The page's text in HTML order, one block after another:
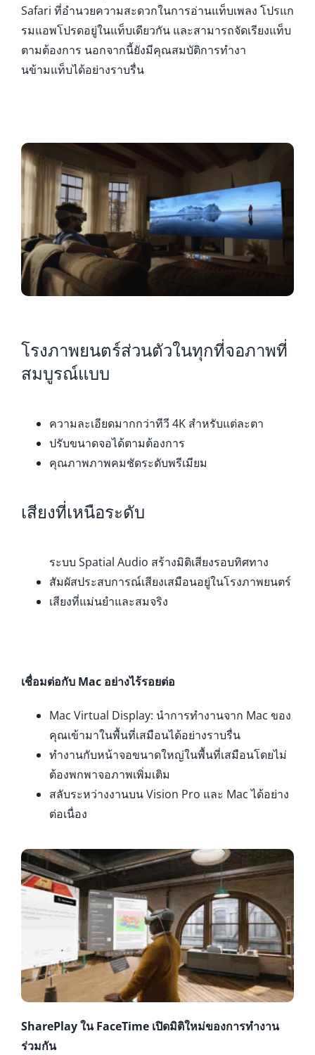
Safari ที่อำนวยความสะดวกในการอ่านแท็บเพลง โปรแก
รมแอพโปรดอยู่ในแท็บเดียวกัน และสามารถจัดเรียงแท็บ
ตามต้องการ นอกจากนี้ยังมีคุณสมบัติการทำงา
นข้ามแท็บได้อย่างราบรื่น
โรงภาพยนตร์ส่วนตัวในทุกที่จอภาพที่
สมบูรณ์แบบ
ความละเอียดมากกว่าทีวี 4K สำหรับแต่ละตา
ปรับขนาดจอได้ตามต้องการ
คุณภาพภาพคมชัดระดับพรีเมียม
เสียงที่เหนือระดับ
ระบบ Spatial Audio สร้างมิติเสียงรอบทิศทาง
สัมผัสประสบการณ์เสียงเสมือนอยู่ในโรงภาพยนตร์
เสียงที่แม่นยำและสมจริง
เชื่อมต่อกับ Mac อย่างไร้รอยต่อ
Mac Virtual Display: นำการทำงานจาก Mac ของ
คุณเข้ามาในพื้นที่เสมือนได้อย่างราบรื่น
ทำงานกับหน้าจอขนาดใหญ่ในพื้นที่เสมือนโดยไม่
ต้องพกพาจอภาพเพิ่มเติม
สลับระหว่างงานบน Vision Pro และ Mac ได้อย่าง
ต่อเนื่อง
SharePlay ใน FaceTime เปิดมิติใหม่ของการทำงาน
ร่วมกัน